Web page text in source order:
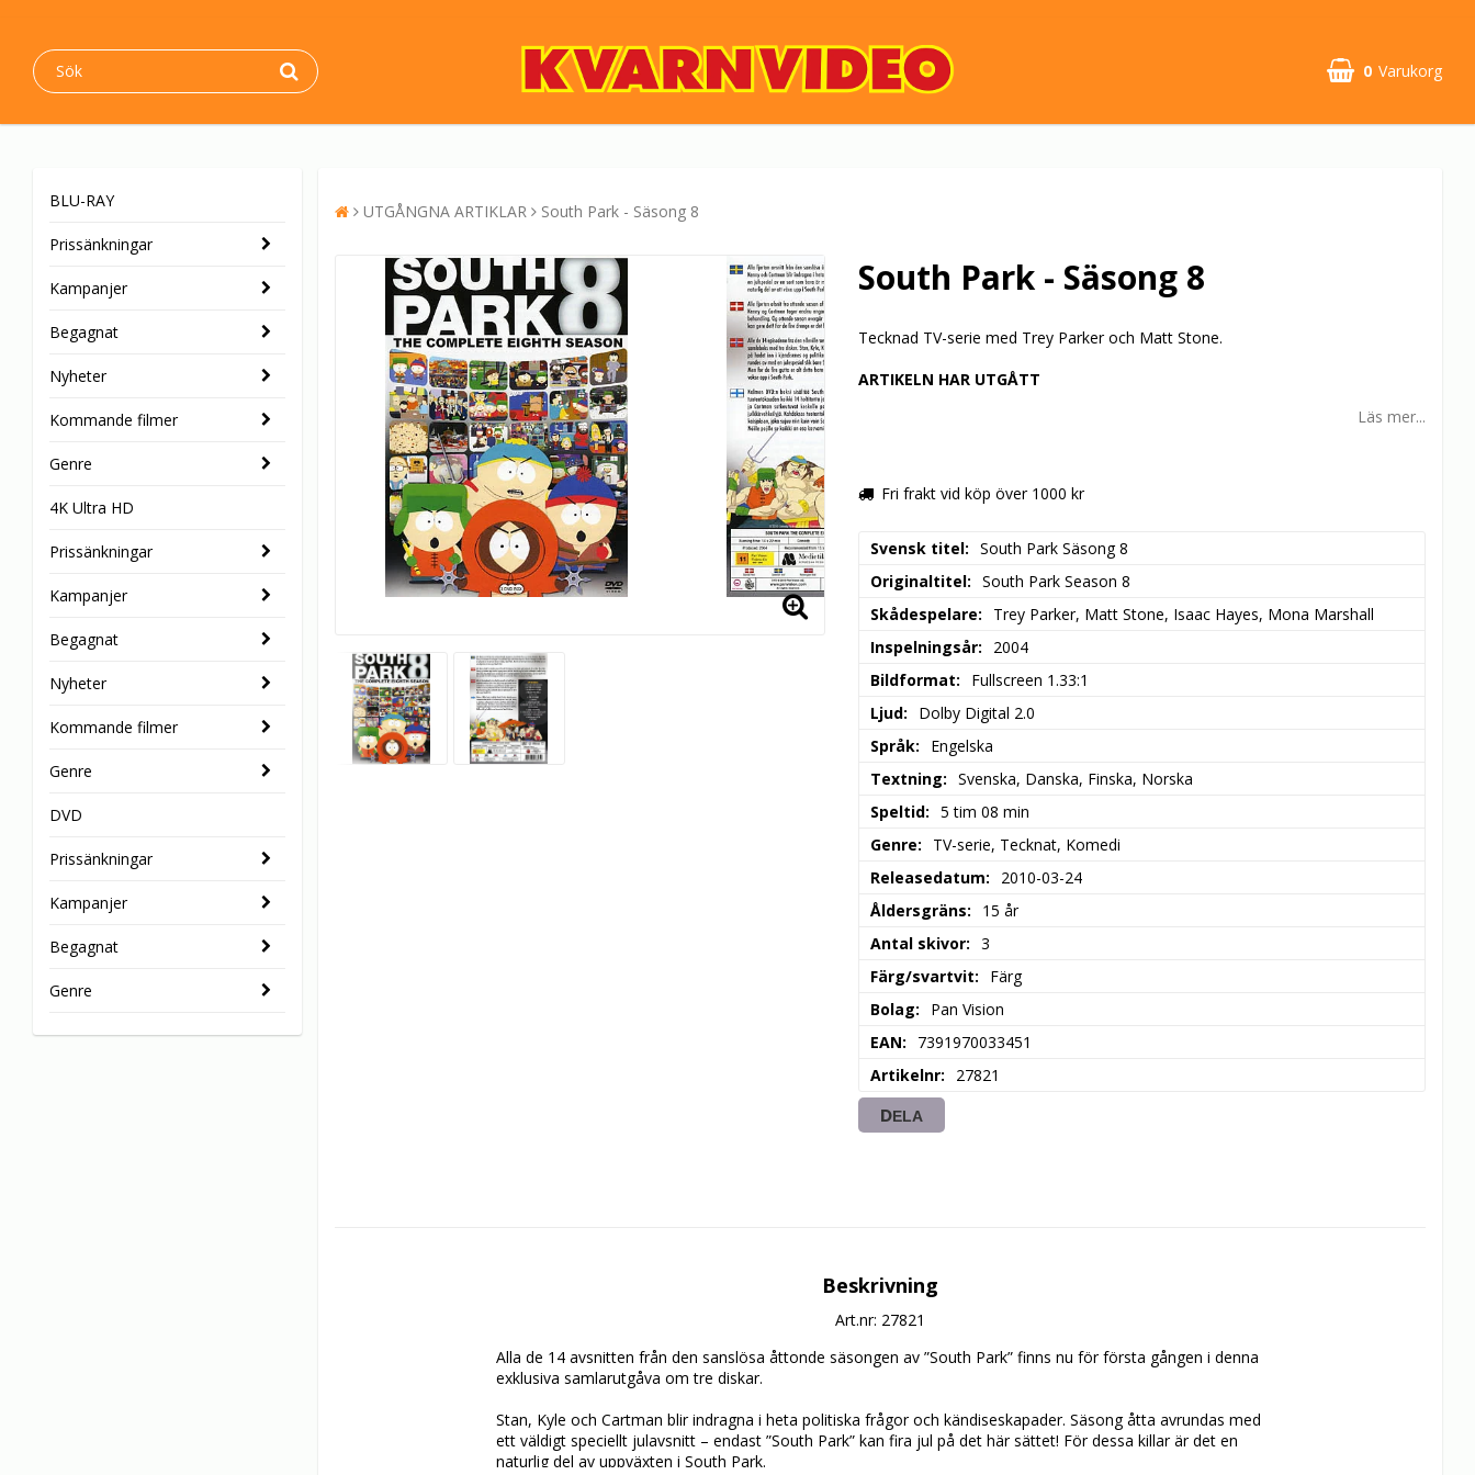
0 Varukorg
BLU-RAY
Prissänkningar
Kampanjer
Begagnat
Nyheter
Kommande filmer
Genre
4K Ultra HD
Prissänkningar
Kampanjer
Begagnat
Nyheter
Kommande filmer
Genre
DVD
Prissänkningar
Kampanjer
Begagnat
Genre
UTGÅNGNA ARTIKLAR South Park - Säsong 8
South Park - Säsong 8
Tecknad TV-serie med Trey Parker och Matt Stone.
ARTIKELN HAR UTGÅTT
Läs mer...
Fri frakt vid köp över 1000 kr
Svensk titel
South Park Säsong 8
Originaltitel
South Park Season 8
Skådespelare
Trey Parker, Matt Stone, Isaac Hayes, Mona Marshall
Inspelningsår
2004
Bildformat
Fullscreen 1.33:1
Ljud
Dolby Digital 2.0
Språk
Engelska
Textning
Svenska, Danska, Finska, Norska
Speltid
5 tim 08 min
Genre
TV-serie, Tecknat, Komedi
Releasedatum
2010-03-24
Åldersgräns
15 år
Antal skivor
3
Färg/svartvit
Färg
Bolag
Pan Vision
EAN
7391970033451
Artikelnr
27821
DELA
Beskrivning
Art.nr: 27821
Alla de 14 avsnitten från den sanslösa åttonde säsongen av ”South Park” finns nu för första gången i denna
exklusiva samlarutgåva om tre diskar.
Stan, Kyle och Cartman blir indragna i heta politiska frågor och kändiseskapader. Säsong åtta avrundas med
ett väldigt speciellt julavsnitt – endast ”South Park” kan fira jul på det här sättet! För dessa killar är det en
naturlig del av uppväxten i South Park.